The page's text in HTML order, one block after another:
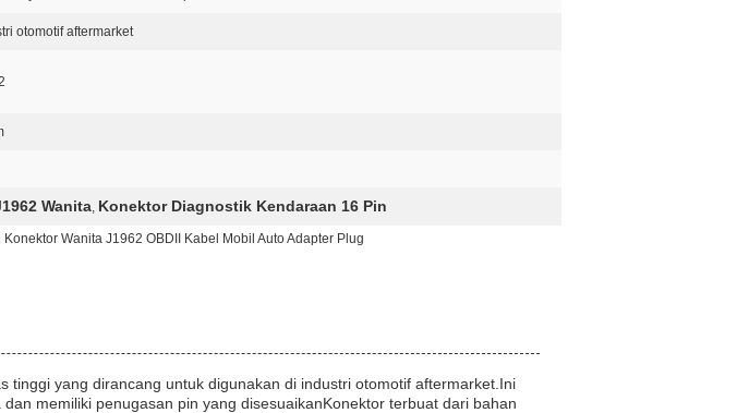
otomotif aftermarket
Wanita, Konektor Diagnostik Kendaraan 16 Pin
Wanita J1962 OBDII Kabel Mobil Auto Adapter Plug
tinggi yang dirancang untuk digunakan di industri otomotif aftermarket.Ini
memiliki penugasan pin yang disesuaikanKonektor terbuat dari bahan